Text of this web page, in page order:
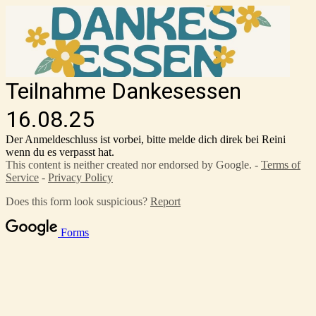
Teilnahme Dankesessen
16.08.25
Der Anmeldeschluss ist vorbei, bitte melde dich direk bei Reini
wenn du es verpasst hat.
This content is neither created nor endorsed by Google. - Terms of
Service - Privacy Policy
Does this form look suspicious? Report
Forms